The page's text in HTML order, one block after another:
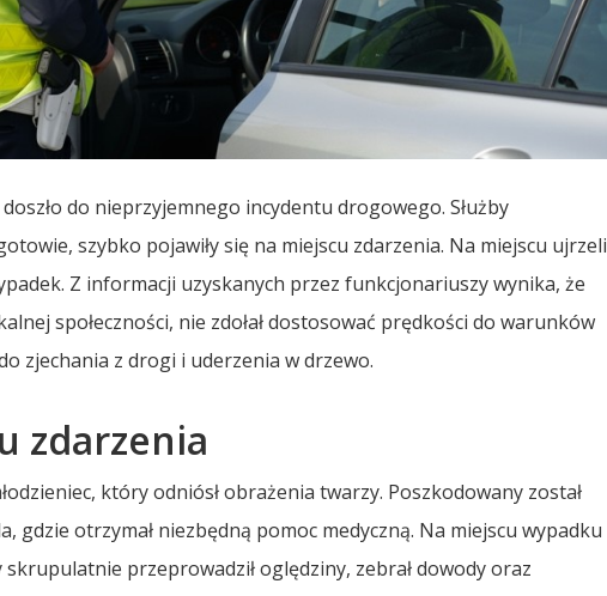
do nieprzyjemnego incydentu drogowego. Służby
szybko pojawiły się na miejscu zdarzenia. Na miejscu ujrzeli
Z informacji uzyskanych przez funkcjonariuszy wynika, że
społeczności, nie zdołał dostosować prędkości do warunków
zjechania z drogi i uderzenia w drzewo.
zdarzenia
który odniósł obrażenia twarzy. Poszkodowany został
gdzie otrzymał niezbędną pomoc medyczną. Na miejscu wypadku
przeprowadził oględziny, zebrał dowody oraz